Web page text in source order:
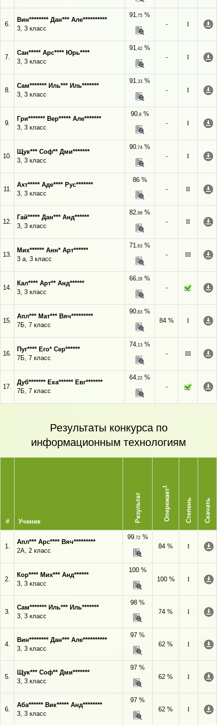
6.
Вин******** Дан*** Але**********
3, 3 класс
91,75 %
-
I
7.
Сан***** Арс**** Юрь****
3, 3 класс
91,42 %
-
I
8.
Сам******* Иль*** Иль*******
3, 3 класс
91,33 %
-
I
9.
Гри******* Вер***** Але*******
3, 3 класс
90,8%
-
I
10.
Щук*** Соф** Дми*******
3, 3 класс
90,74 %
-
I
11.
Ахт***** Аде**** Рус*******
3, 3 класс
86 %
-
II
12.
Гай***** Дан*** Анд******
3, 3 класс
82,99 %
-
II
13.
Мих****** Анн* Арт******
3 а, 3 класс
71,63 %
-
III
14.
Кал**** Арт** Анд******
3, 3 класс
66,28 %
-
15.
Апл*** Мат*** Вяч*********
7Б, 7 класс
90,83 %
84 %
I
16.
Пуг**** Его* Сер******
7Б, 7 класс
74,13 %
-
III
17.
Дуб******* Ека****** Евг*******
7Б, 7 класс
64,22 %
-
Результаты конкурса по
информационным технологиям
# Ученик Результат Опережает
1
Степень Скачать
1.
Апл*** Арс**** Вяч*********
2А, 2 класс
99,72%
84 %
I
2.
Кор**** Мих*** Анд******
3, 3 класс
100 %
100 %
I
3.
Сам******* Иль*** Иль*******
3, 3 класс
98 %
74 %
I
4.
Вин******** Дан*** Але**********
3, 3 класс
97 %
62 %
I
5.
Щук*** Соф** Дми*******
3, 3 класс
97 %
62 %
I
6.
Аба****** Вик***** Анд********
3, 3 класс
97 %
62 %
I